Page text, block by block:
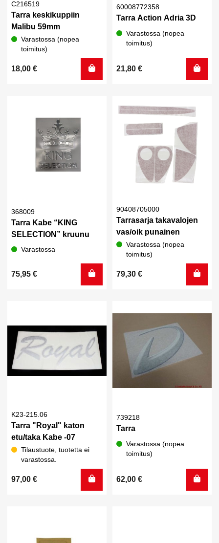
C216519
Tarra keskikuppiin
Malibu 59mm
Varastossa (nopea
toimitus)
18,00 €
60008772358
Tarra Action Adria 3D
Varastossa (nopea
toimitus)
21,80 €
368009
Tarra Kabe “KING
SELECTION” kruunu
Varastossa
75,95 €
90408705000
Tarrasarja takavalojen
vas/oik punainen
Varastossa (nopea
toimitus)
79,30 €
K23-215.06
Tarra "Royal" katon
etu/taka Kabe -07
Tilaustuote, tuotetta ei
varastossa.
97,00 €
739218
Tarra
Varastossa (nopea
toimitus)
62,00 €